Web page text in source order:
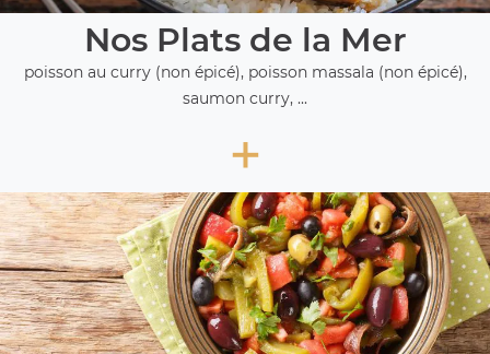
Nos Plats de la Mer
poisson au curry (non épicé), poisson massala (non épicé),
saumon curry, ...
+